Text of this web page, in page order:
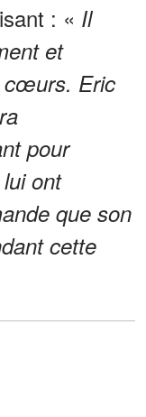
: « Il
et
cœurs. Eric
pour
ont
que son
cette